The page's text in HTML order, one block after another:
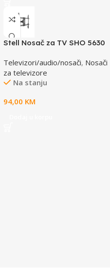
Stell Nosač za TV SHO 5630
Televizori/audio/nosači, Nosači
za televizore
Na stanju
94,00 KM